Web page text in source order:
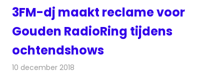
3FM-dj maakt reclame voor
Gouden RadioRing tijdens
ochtendshows
10 december 2018